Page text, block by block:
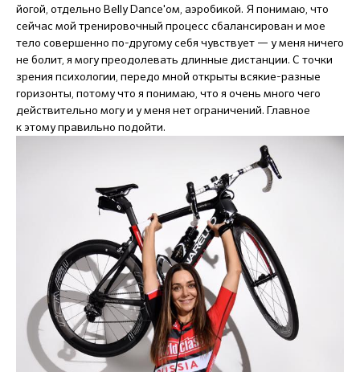
йогой, отдельно Belly Dance'ом, аэробикой. Я понимаю, что
сейчас мой тренировочный процесс сбалансирован и мое
тело совершенно по-другому себя чувствует — у меня ничего
не болит, я могу преодолевать длинные дистанции. С точки
зрения психологии, передо мной открыты всякие-разные
горизонты, потому что я понимаю, что я очень много чего
действительно могу и у меня нет ограничений. Главное
к этому правильно подойти.